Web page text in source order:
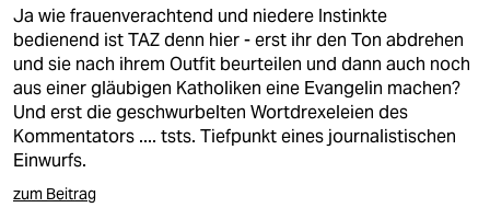
berlin
nord
wahrheit
verlag
Ja wie frauenverachtend und niedere Instinkte
bedienend ist TAZ denn hier - erst ihr den Ton abdrehen
und sie nach ihrem Outfit beurteilen und dann auch noch
aus einer gläubigen Katholiken eine Evangelin machen?
Und erst die geschwurbelten Wortdrexeleien des
Kommentators .... tsts. Tiefpunkt eines journalistischen
Einwurfs.
zum Beitrag